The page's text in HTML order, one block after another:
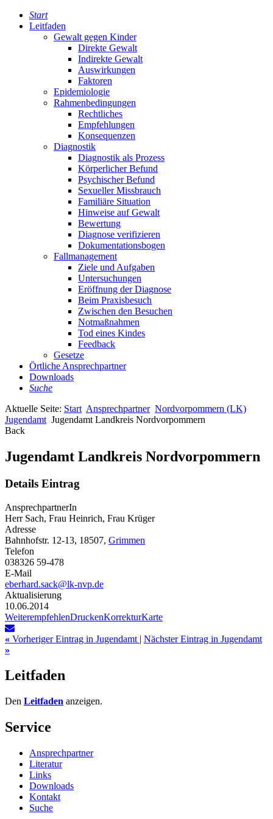
Start
Leitfaden
Gewalt gegen Kinder
Direkte Gewalt
Indirekte Gewalt
Auswirkungen
Faktoren
Epidemiologie
Rahmenbedingungen
Rechtliches
Empfehlungen
Konsequenzen
Diagnostik
Diagnostik als Prozess
Körperlicher Befund
Psychischer Befund
Sexueller Missbrauch
Familiäre Situation
Hinweise auf Gewalt
Bewertung
Diagnose verifizieren
Dokumentationsbogen
Fallmanagement
Ziele und Aufgaben
Untersuchungen
Eröffnung der Diagnose
Beim Praxisbesuch
Zwischen den Besuchen
Notmaßnahmen
Tod eines Kindes
Feedback
Gesetze
Örtliche Ansprechpartner
Downloads
Suche
Aktuelle Seite: Start Ansprechpartner Nordvorpommern (LK)
Jugendamt Jugendamt Landkreis Nordvorpommern
Back
Jugendamt Landkreis Nordvorpommern
Details Eintrag
AnsprechpartnerIn
Herr Sach, Frau Heinrich, Frau Krüger
Adresse
Bahnhofstr. 12-13, 18507, Grimmen
Telefon
038326 59-478
E-Mail
eberhard.sack@lk-nvp.de
Aktualisierung
10.06.2014
WeiterempfehlenDruckenKorrekturKarte
« Vorheriger Eintrag in Jugendamt | Nächster Eintrag in Jugendamt
»
Leitfaden
Den Leitfaden anzeigen.
Service
Ansprechpartner
Literatur
Links
Downloads
Kontakt
Suche